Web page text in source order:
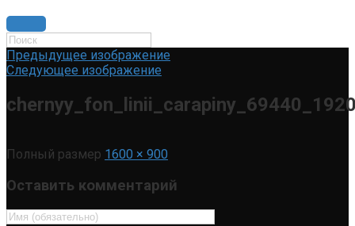
Предыдущее изображение
Следующее изображение
Полный размер 1600 × 900
Оставить комментарий